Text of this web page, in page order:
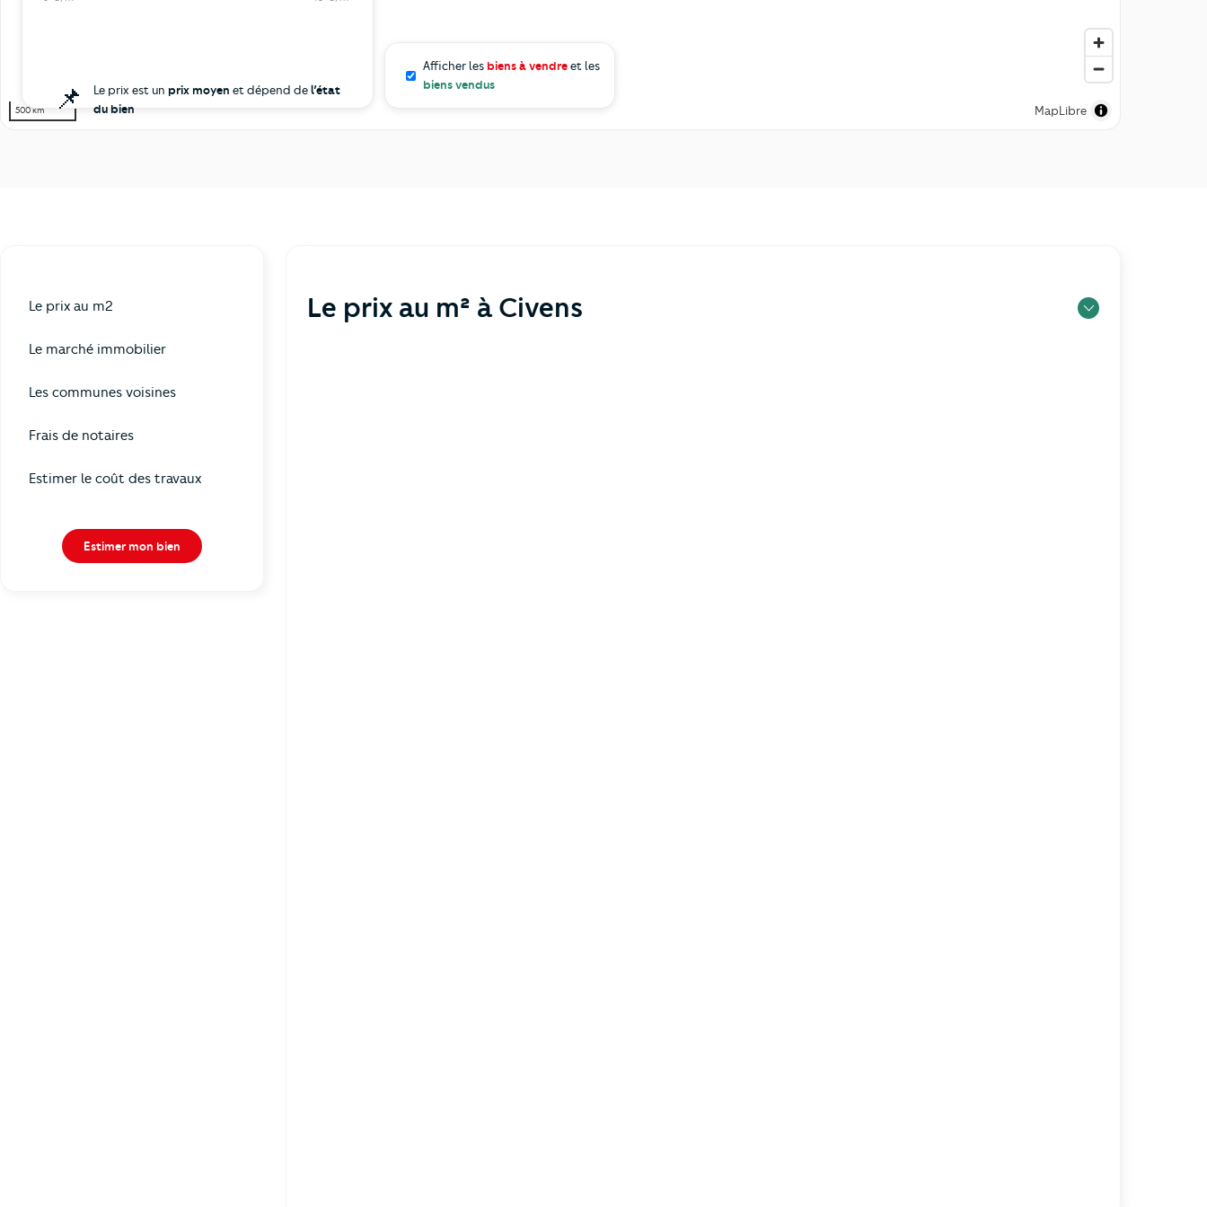
📌 Le prix est un prix moyen et dépend del’état
du bien
500 km MapLibre
Afficher les biens à vendreet les
biens vendus
Le prix au m2
Le marché immobilier
Les communes voisines
Frais de notaires
Estimer le coût des travaux
Estimer mon bien
Le prix au m² à Civens